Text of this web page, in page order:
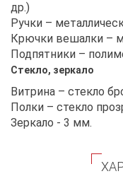
др.)
Ручки –
Крючки вешалки –
Подпятники –
Стекло, зеркало
Витрина – стекло
Полки – стекло
Зеркало - 3 мм.